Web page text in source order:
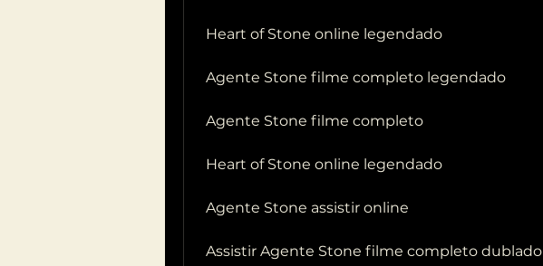
Heart of Stone online legendado
Agente Stone filme completo legendado
Agente Stone filme completo
Heart of Stone online legendado
Agente Stone assistir online
Assistir Agente Stone filme completo dublado